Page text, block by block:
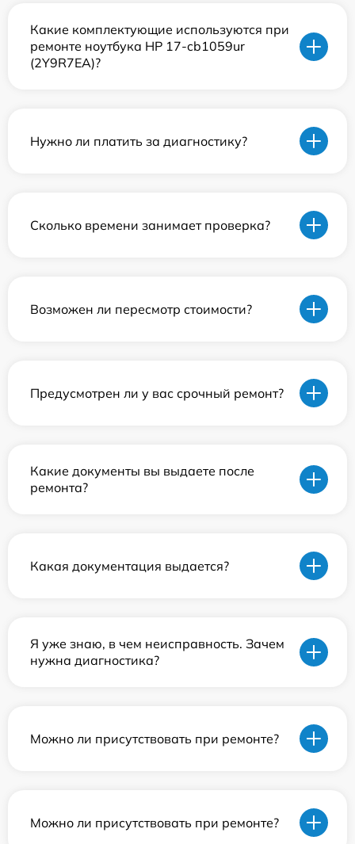
Какие комплектующие используются при
ремонте ноутбука HP 17-cb1059ur
(2Y9R7EA)?
Нужно ли платить за диагностику?
Сколько времени занимает проверка?
Возможен ли пересмотр стоимости?
Предусмотрен ли у вас срочный ремонт?
Какие документы вы выдаете после
ремонта?
Какая документация выдается?
Я уже знаю, в чем неисправность. Зачем
нужна диагностика?
Можно ли присутствовать при ремонте?
Можно ли присутствовать при ремонте?